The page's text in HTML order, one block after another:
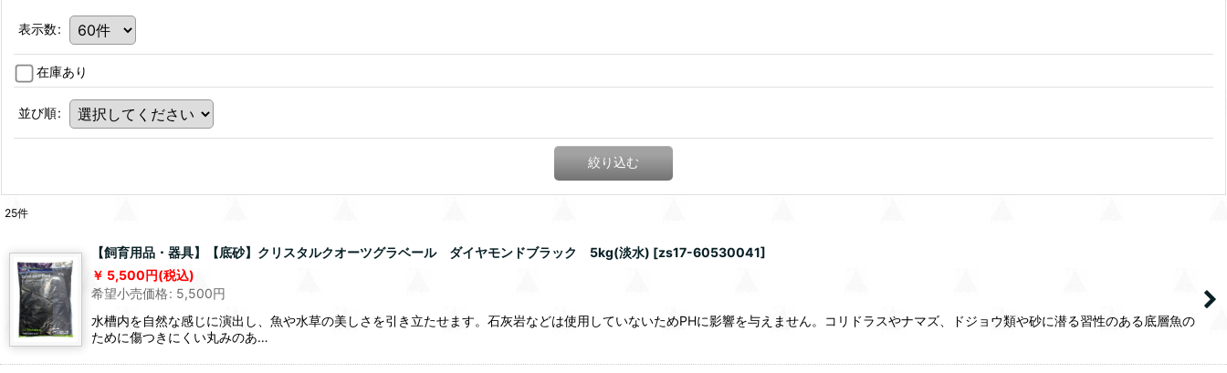
表示数:
在庫あり
並び順:
絞り込む
25件
【飼育用品・器具】【底砂】クリスタルクオーツグラベール ダイヤモンドブラック 5kg(淡水) [zs17-60530041]
5,500円(税込)
希望小売価格: 5,500円
水槽内を自然な感じに演出し、魚や水草の美しさを引き立たせます。石灰岩などは使用していないためPHに影響を与えません。コリドラスやナマズ、ドジョウ類や砂に潜る習性のある底層魚の
ために傷つきにくい丸みのあ…